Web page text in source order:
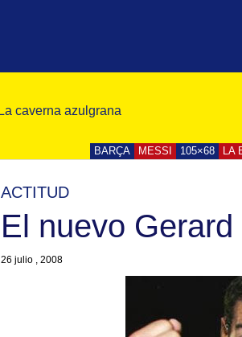
BARÇA MESSI 105×68 LA
ACTITUD
El nuevo Gerard
26 julio , 2008